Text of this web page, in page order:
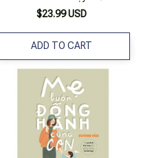
Chủ Đồng Tiền
$23.99 USD
ADD TO CART